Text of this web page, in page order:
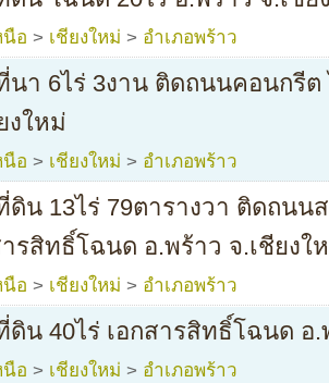
นือ > เชียงใหม่ > อำเภอพร้าว
นา 6ไร่ 3งาน ติดถนนคอนกรีต
งใหม่
นือ > เชียงใหม่ > อำเภอพร้าว
ดิน 13ไร่ 79ตารางวา ติดถนน
ารสิทธิ์โฉนด อ.พร้าว จ.เชียงใ
นือ > เชียงใหม่ > อำเภอพร้าว
ดิน 40ไร่ เอกสารสิทธิ์โฉนด อ.
นือ > เชียงใหม่ > อำเภอพร้าว